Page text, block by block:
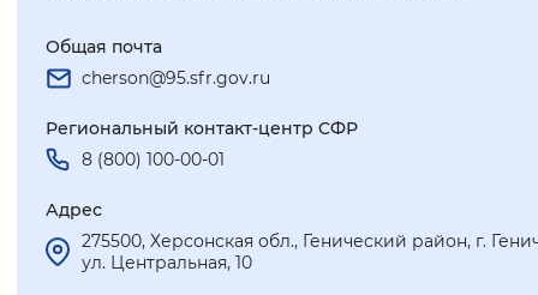
Общая почта
cherson@95.sfr.gov.ru
Региональный контакт-центр CФР
8 (800) 100-00-01
Адрес
275500, Херсонская обл., Генический район, г.
ул. Центральная, 10